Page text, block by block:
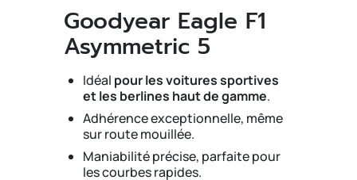
Goodyear Eagle F1
Asymmetric 5
Idéal pour les voitures sportives
et les berlines haut de gamme.
Adhérence exceptionnelle, même
sur route mouillée.
Maniabilité précise, parfaite pour
les courbes rapides.